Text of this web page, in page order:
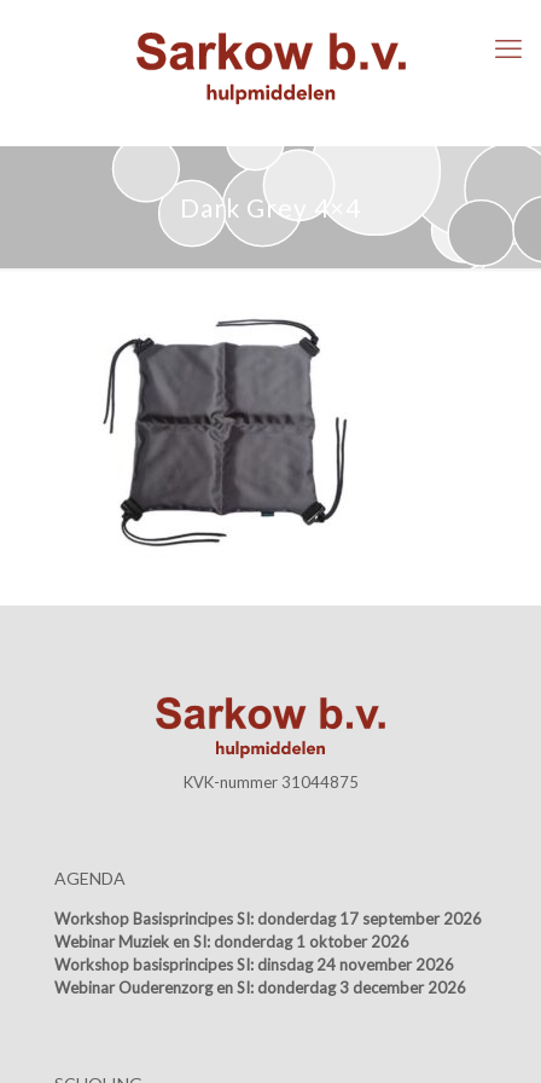
Dark Grey 4×4
KVK-nummer 31044875
AGENDA
Workshop Basisprincipes SI: donderdag 17 september 2026
Webinar Muziek en SI: donderdag 1 oktober 2026
Workshop basisprincipes SI: dinsdag 24 november 2026
Webinar Ouderenzorg en SI: donderdag 3 december 2026